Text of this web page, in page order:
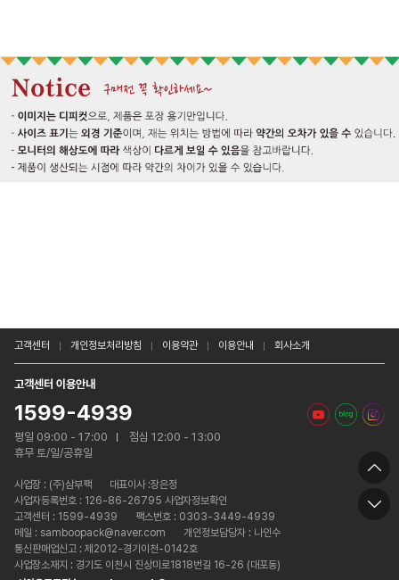
고객센터 개인정보처리방침 이용약관 이용안내 회사소개
고객센터 이용안내
1599-4939
평일 09:00 - 17:00
점심 12:00 - 13:00
휴무 토/일/공휴일
사업장 : (주)삼부팩
대표이사 :장은정
사업자등록번호 : 126-86-26795 사업자정보확인
고객센터 : 1599-4939
팩스번호 : 0303-3449-4939
메일 : samboopack@naver.com
개인정보담당자 : 나인수
통신판매업신고 : 제2012-경기이천-0142호
사업장소재지 : 경기도 이천시 진상미로1818번길 16-26 (대포동)